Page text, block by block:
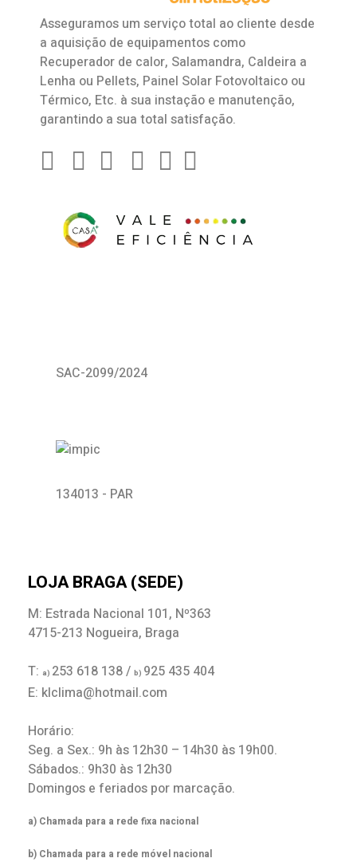
Asseguramos um serviço total ao cliente desde
a aquisição de equipamentos como
Recuperador de calor, Salamandra, Caldeira a
Lenha ou Pellets, Painel Solar Fotovoltaico ou
Térmico, Etc. à sua instação e manutenção,
garantindo a sua total satisfação.
SAC-2099/2024
134013 - PAR
LOJA BRAGA (SEDE)
M: Estrada Nacional 101, Nº363
4715-213 Nogueira, Braga
T: a) 253 618 138 / b) 925 435 404
E: klclima@hotmail.com
Horário:
Seg. a Sex.: 9h às 12h30 – 14h30 às 19h00.
Sábados.: 9h30 às 12h30
Domingos e feriados por marcação.
a) Chamada para a rede fixa nacional
b) Chamada para a rede móvel nacional